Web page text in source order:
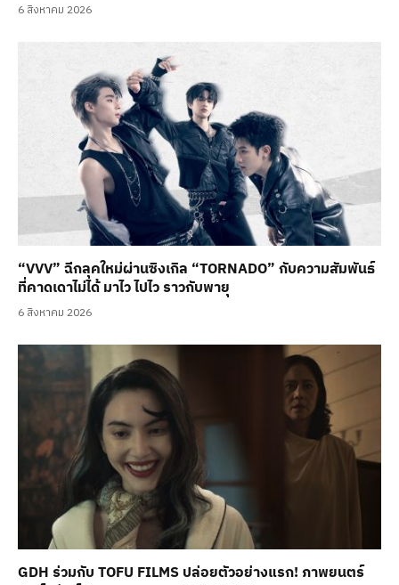
6 สิงหาคม 2026
“VVV” ฉีกลุคใหม่ผ่านซิงเกิล “TORNADO” กับความสัมพันธ์
ที่คาดเดาไม่ได้ มาไว ไปไว ราวกับพายุ
6 สิงหาคม 2026
GDH ร่วมกับ TOFU FILMS ปล่อยตัวอย่างแรก! ภาพยนตร์